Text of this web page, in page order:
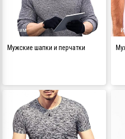
Ишим
Мужские шапки и перчатки